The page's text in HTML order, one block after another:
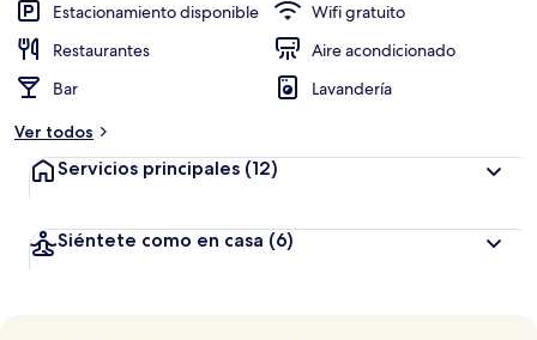
Estacionamiento disponible
Wifi gratuito
Restaurantes
Aire acondicionado
Bar
Lavandería
Ver todos
Servicios principales (12)
Siéntete como en casa (6)